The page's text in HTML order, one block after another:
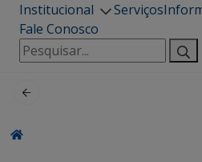
Institucional Serviços
Fale Conosco
Pesquisar
por: